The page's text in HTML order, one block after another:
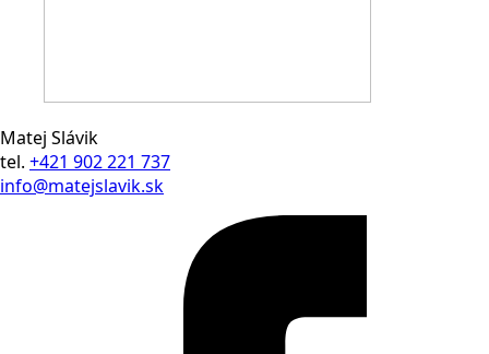
Matej Slávik
tel. +421 902 221 737
info@matejslavik.sk